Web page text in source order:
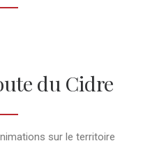
du Cidre
sur le territoire